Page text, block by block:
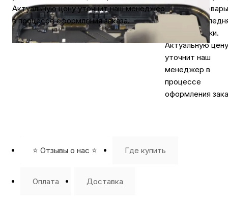
Аудио
Актуальную цену уточнит наш менеджер
в процессе оформления заказа.
в наличии товары
указана
цена продажи.
Актуальную цену
уточнит наш
менеджер в
процессе
оформления
⭐️ Отзывы о нас ⭐️ Где купить
Оплата Доставка